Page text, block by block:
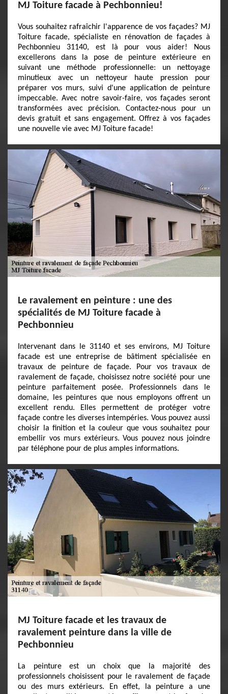
MJ Toiture facade à Pechbonnieu!
Vous souhaitez rafraîchir l'apparence de vos façades? MJ
Toiture facade, spécialiste en rénovation de façades à
Pechbonnieu 31140, est là pour vous aider! Nous
excellerons dans la pose de peinture extérieure en
suivant une méthode professionnelle: un nettoyage
minutieux avec un nettoyeur haute pression pour
préparer vos murs, suivi d'une application de peinture
impeccable. Avec notre savoir-faire, vos façades seront
transformées avec précision. Contactez-nous pour un
devis gratuit et sans engagement. Offrez à vos façades
une nouvelle vie avec MJ Toiture facade!
Le ravalement en peinture : une des
spécialités de MJ Toiture facade à
Pechbonnieu
Intervenant dans le 31140 et ses environs, MJ Toiture
facade est une entreprise de bâtiment spécialisée en
travaux de peinture de façade. Pour vos travaux de
ravalement de façade, choisissez notre société pour une
peinture parfaitement posée. Professionnels dans le
domaine, les peintures que nous employons offrent un
excellent rendu. Elles permettent de protéger votre
façade contre les diverses intempéries. Vous pouvez aussi
choisir la finition et la couleur que vous souhaitez pour
embellir vos murs extérieurs. Vous pouvez nous joindre
par téléphone pour de plus amples informations.
MJ Toiture facade et les travaux de
ravalement peinture dans la ville de
Pechbonnieu
La peinture est un choix que la majorité des
professionnels choisissent pour le ravalement de façade
ou des murs extérieurs. En effet, la peinture a une